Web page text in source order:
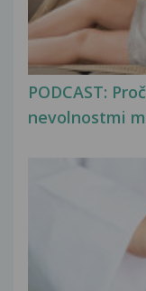
PODCAST:
nevolnostmi